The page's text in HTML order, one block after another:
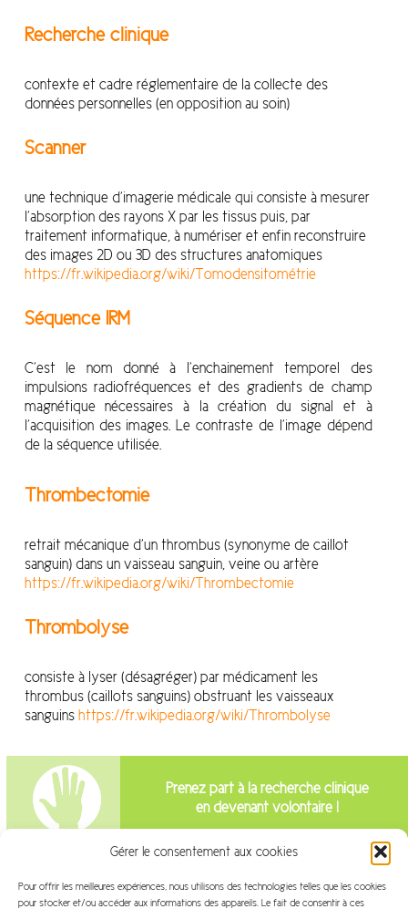
Gérer le consentement aux cookies
Pour offrir les meilleures expériences, nous utilisons des technologies telles que les cookies
pour stocker et/ou accéder aux informations des appareils. Le fait de consentir à ces
Recherche clinique
contexte et cadre réglementaire de la collecte des
données personnelles (en opposition au soin)
Scanner
une technique d’imagerie médicale qui consiste à mesurer
l’absorption des rayons X par les tissus puis, par
traitement informatique, à numériser et enfin reconstruire
des images 2D ou 3D des structures anatomiques
https://fr.wikipedia.org/wiki/Tomodensitométrie
Séquence IRM
C’est le nom donné à l’enchainement temporel des
impulsions radiofréquences et des gradients de champ
magnétique nécessaires à la création du signal et à
l’acquisition des images. Le contraste de l’image dépend
de la séquence utilisée.
Thrombectomie
retrait mécanique d’un thrombus (synonyme de caillot
sanguin) dans un vaisseau sanguin, veine ou artère
https://fr.wikipedia.org/wiki/Thrombectomie
Thrombolyse
consiste à lyser (désagréger) par médicament les
thrombus (caillots sanguins) obstruant les vaisseaux
sanguins https://fr.wikipedia.org/wiki/Thrombolyse
Prenez part à la recherche clinique
en devenant volontaire !
Intéressé par la recherche clinique?
Venez travailler avec nous!